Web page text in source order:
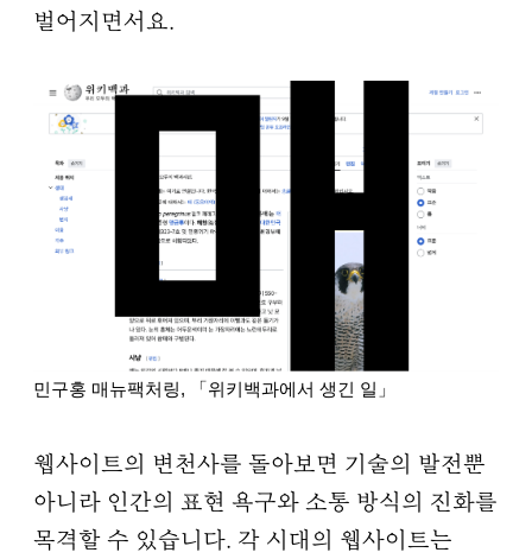
벌어지면서요.
민구홍 매뉴팩처링, 「위키백과에서 생긴 일」
웹사이트의 변천사를 돌아보면 기술의 발전뿐
아니라 인간의 표현 욕구와 소통 방식의 진화를
목격할 수 있습니다. 각 시대의 웹사이트는